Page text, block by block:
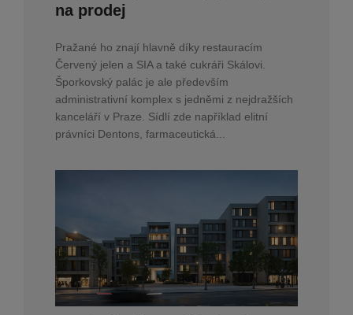
na prodej
Pražané ho znají hlavně díky restauracím
Červený jelen a SIA a také cukráři Skálovi.
Šporkovský palác je ale především
administrativní komplex s jedněmi z nejdražších
kanceláří v Praze. Sídlí zde například elitní
právníci Dentons, farmaceutická...